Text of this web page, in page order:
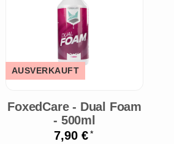
AUSVERKAUFT
FoxedCare - Dual Foam
- 500ml
7,90 €*